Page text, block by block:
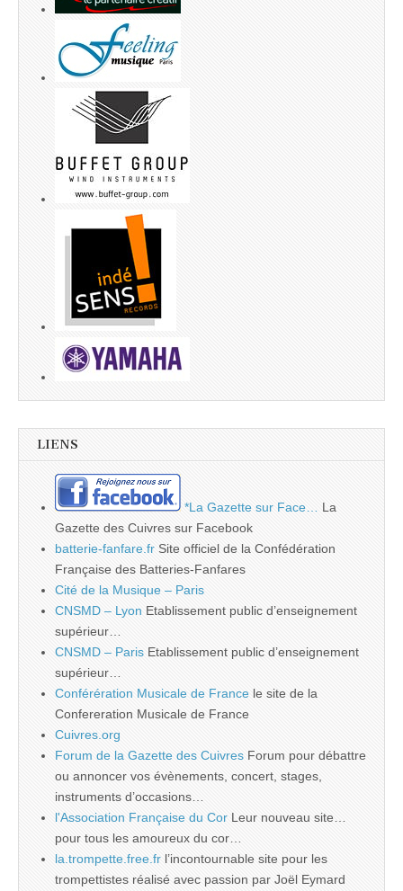
LIENS
*La Gazette sur Face…
La
Gazette des Cuivres sur Facebook
batterie-fanfare.fr Site officiel de la Confédération
Française des Batteries-Fanfares
Cité de la Musique – Paris
CNSMD – Lyon Etablissement public d’enseignement
supérieur…
CNSMD – Paris Etablissement public d’enseignement
supérieur…
Conférération Musicale de France le site de la
Confereration Musicale de France
Cuivres.org
Forum de la Gazette des Cuivres Forum pour débattre
ou annoncer vos évènements, concert, stages,
instruments d’occasions…
l'Association Française du Cor Leur nouveau site…
pour tous les amoureux du cor…
la.trompette.free.fr l’incontournable site pour les
trompettistes réalisé avec passion par Joël Eymard